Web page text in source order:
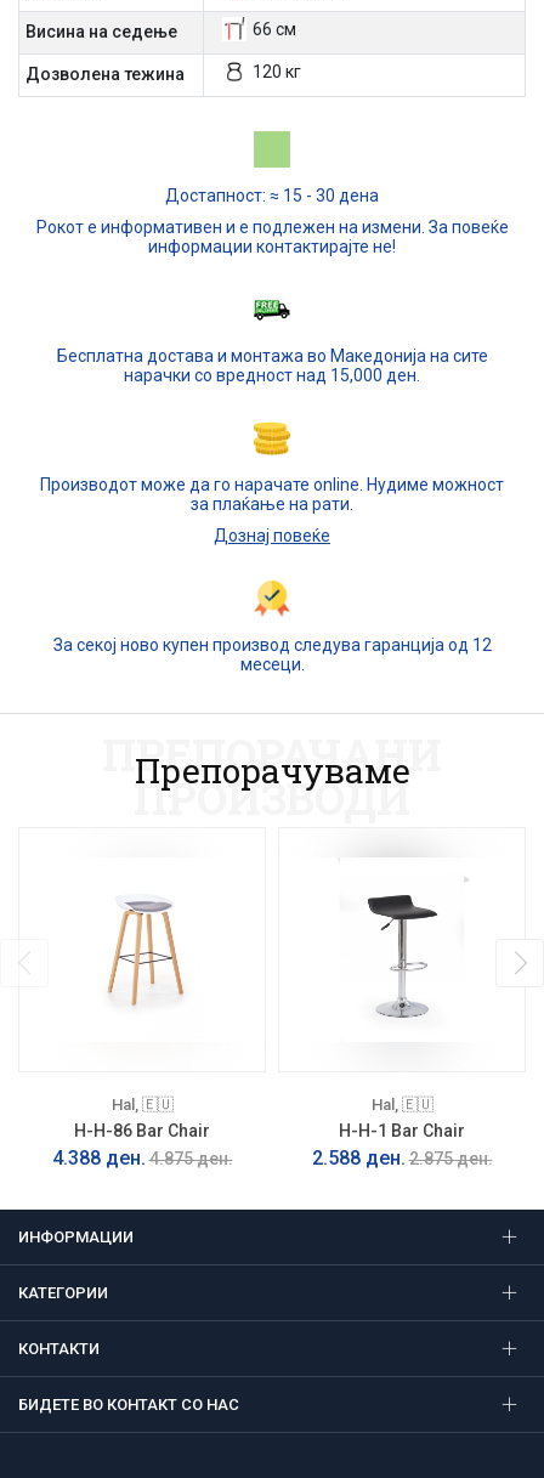
Висина на седење 66 см
Дозволена тежина 120 кг
Достапност: ≈ 15 - 30 дена
Рокот е информативен и е подлежен на измени. За повеќе
информации контактирајте не!
Бесплатна достава и монтажа во Македонија на сите
нарачки со вредност над 15,000 ден.
Производот може да го нарачате online. Нудиме можност
за плаќање на рати.
Дознај повеќе
За секој ново купен производ следува гаранција од 12
месеци.
Препорачуваме
ПРЕПОРАЧАНИ
ПРОИЗВОДИ
Hal, 🇪🇺
H-H-86 Bar Chair
4.388 ден. 4.875 ден.
Hal, 🇪🇺
H-H-1 Bar Chair
2.588 ден. 2.875 ден.
ИНФОРМАЦИИ
КАТЕГОРИИ
КОНТАКТИ
БИДЕТЕ ВО КОНТАКТ СО НАС